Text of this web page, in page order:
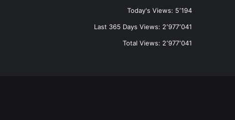
Today's Views: 5٬194
Last 365 Days Views: 2٬977٬041
Total Views: 2٬977٬041